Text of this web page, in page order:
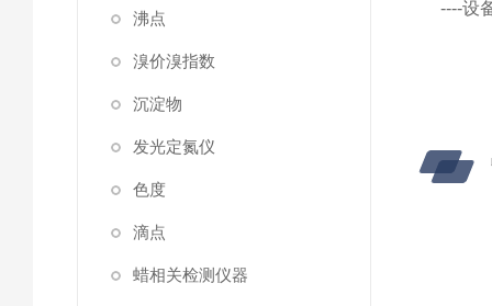
沸点
溴价溴指数
沉淀物
发光定氮仪
色度
滴点
蜡相关检测仪器
----设